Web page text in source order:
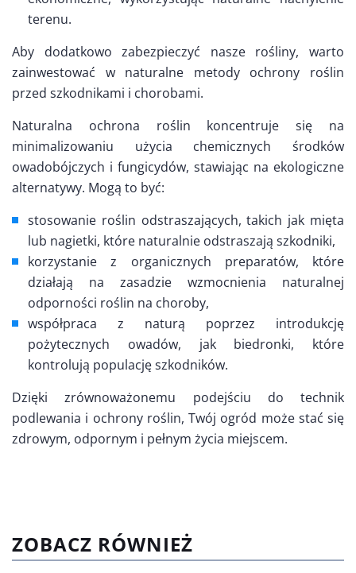
terenu.
Aby dodatkowo zabezpieczyć nasze rośliny, warto
zainwestować w naturalne metody ochrony roślin
przed szkodnikami i chorobami.
Naturalna ochrona roślin koncentruje się na
minimalizowaniu użycia chemicznych środków
owadobójczych i fungicydów, stawiając na ekologiczne
alternatywy. Mogą to być:
stosowanie roślin odstraszających, takich jak mięta
lub nagietki, które naturalnie odstraszają szkodniki,
korzystanie z organicznych preparatów, które
działają na zasadzie wzmocnienia naturalnej
odporności roślin na choroby,
współpraca z naturą poprzez introdukcję
pożytecznych owadów, jak biedronki, które
kontrolują populację szkodników.
Dzięki zrównoważonemu podejściu do technik
podlewania i ochrony roślin, Twój ogród może stać się
zdrowym, odpornym i pełnym życia miejscem.
ZOBACZ RÓWNIEŻ